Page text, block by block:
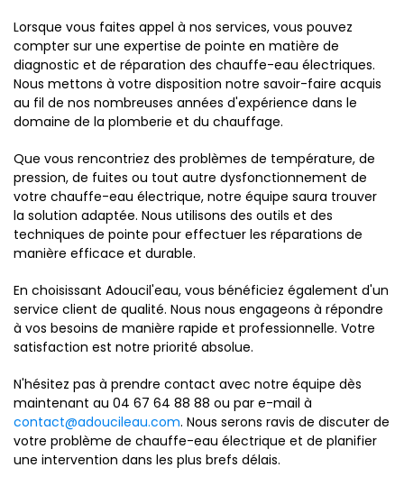
Lorsque vous faites appel à nos services, vous pouvez
compter sur une expertise de pointe en matière de
diagnostic et de réparation des chauffe-eau électriques.
Nous mettons à votre disposition notre savoir-faire acquis
au fil de nos nombreuses années d'expérience dans le
domaine de la plomberie et du chauffage.
Que vous rencontriez des problèmes de température, de
pression, de fuites ou tout autre dysfonctionnement de
votre chauffe-eau électrique, notre équipe saura trouver
la solution adaptée. Nous utilisons des outils et des
techniques de pointe pour effectuer les réparations de
manière efficace et durable.
En choisissant Adoucil'eau, vous bénéficiez également d'un
service client de qualité. Nous nous engageons à répondre
à vos besoins de manière rapide et professionnelle. Votre
satisfaction est notre priorité absolue.
N'hésitez pas à prendre contact avec notre équipe dès
maintenant au 04 67 64 88 88 ou par e-mail à
contact@adoucileau.com. Nous serons ravis de discuter de
votre problème de chauffe-eau électrique et de planifier
une intervention dans les plus brefs délais.